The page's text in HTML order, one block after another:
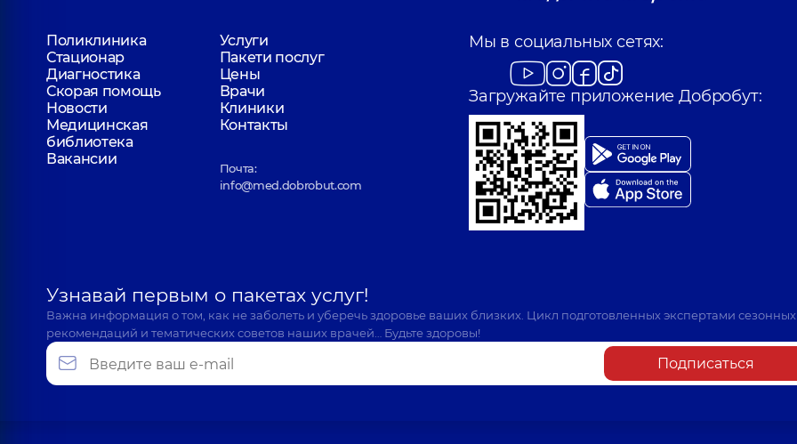
Поликлиника
Услуги
Стационар
Пакети послуг
Диагностика
Цены
Скорая помощь
Врачи
Новости
Клиники
Медицинская
библиотека
Контакты
Вакансии
Почта:
info@med.dobrobut.com
Мы в социальных сетях:
Загружайте приложение Добробут:
Узнавай первым о пакетах услуг!
Важна информация о том, как не заболеть и уберечь здоровье ваших близких. Цикл подготовленных экспертами сезонных
рекомендаций и тематических советов наших врачей… Будьте здоровы!
Подписаться